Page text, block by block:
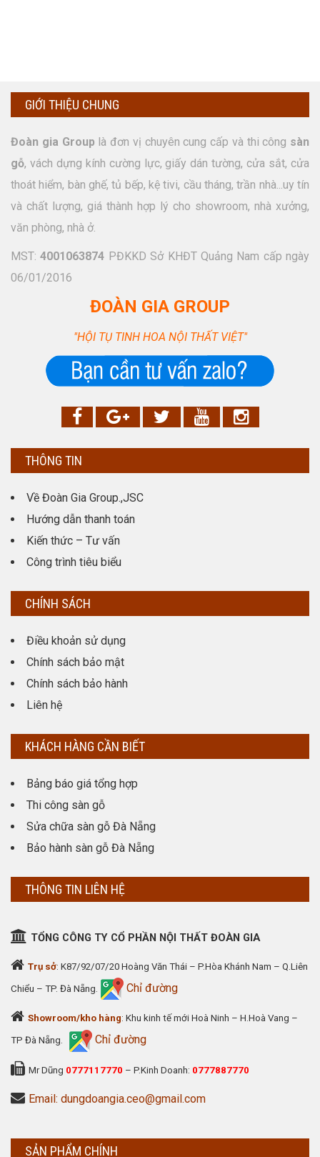
GIỚI THIỆU CHUNG
Đoàn gia Group là đơn vị chuyên cung cấp và thi công sàn
gỗ, vách dựng kính cường lực, giấy dán tường, cửa sắt, cửa
thoát hiểm, bàn ghế, tủ bếp, kệ tivi, cầu tháng, trần nhà...uy tín
và chất lượng, giá thành hợp lý cho showroom, nhà xưởng,
văn phòng, nhà ở.
MST:4001063874 PĐKKD Sở KHĐT Quảng Nam cấp ngày
06/01/2016
ĐOÀN GIA GROUP
"HỘI TỤ TINH HOA NỘI THẤT VIỆT"
THÔNG TIN
Về Đoàn Gia Group.,JSC
Hướng dẫn thanh toán
Kiến thức – Tư vấn
Công trình tiêu biểu
CHÍNH SÁCH
Điều khoản sử dụng
Chính sách bảo mật
Chính sách bảo hành
Liên hệ
KHÁCH HÀNG CẦN BIẾT
Bảng báo giá tổng hợp
Thi công sàn gỗ
Sửa chữa sàn gỗ Đà Nẵng
Bảo hành sàn gỗ Đà Nẵng
THÔNG TIN LIÊN HỆ
TỔNG CÔNG TY CỔ PHẦN NỘI THẤT ĐOÀN GIA
Trụ sở: K87/92/07/20 Hoàng Văn Thái – P.Hòa Khánh Nam – Q.Liên
Chiểu – TP. Đà Nẵng. Chỉ đường
Showroom/kho hàng: Khu kinh tế mới Hoà Ninh – H.Hoà Vang –
TP Đà Nẵng. Chỉ đường
Mr Dũng 0777117770 – P.Kinh Doanh: 0777887770
Email: dungdoangia.ceo@gmail.com
SẢN PHẨM CHÍNH